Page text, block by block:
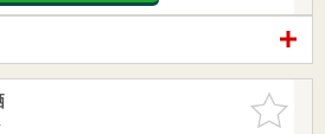
お気に入
りに追加